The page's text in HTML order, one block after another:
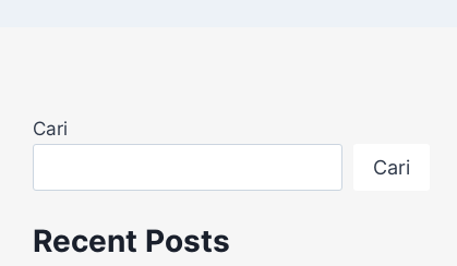
Cari
Cari
Recent Posts